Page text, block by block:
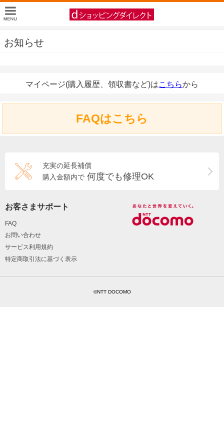
お知らせ
マイページ(購入履歴、領収書など)はこちらから
FAQはこちら
充実の延長補償
購入金額内で 何度でも修理OK
お客さまサポート
FAQ
お問い合わせ
サービス利用規約
特定商取引法に基づく表示
©NTT DOCOMO